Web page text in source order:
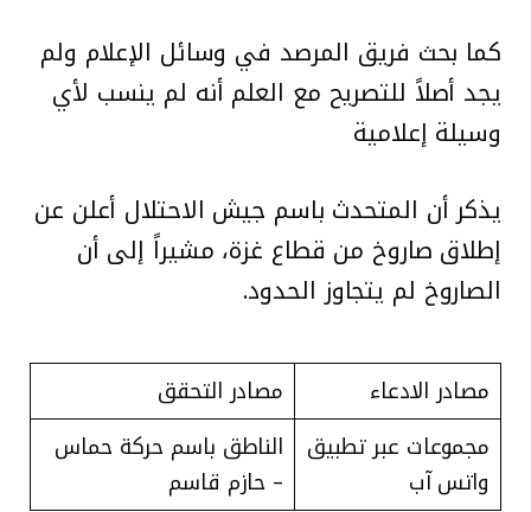
كما بحث فريق المرصد في وسائل الإعلام ولم
يجد أصلاً للتصريح مع العلم أنه لم ينسب لأي
وسيلة إعلامية
يذكر أن المتحدث باسم جيش الاحتلال أعلن عن
إطلاق صاروخ من قطاع غزة، مشيراً إلى أن
الصاروخ لم يتجاوز الحدود.
مصادر الادعاء
مصادر التحقق
مجموعات عبر تطبيق
واتس آب
الناطق باسم حركة حماس
– حازم قاسم